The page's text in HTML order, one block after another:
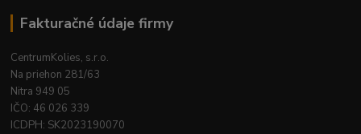
Fakturačné údaje firmy
CentrumKolies, s.r.o.
Na priehon 281/63
Nitra 949 05
IČO: 46 026 339
ICDPH: SK2023190070